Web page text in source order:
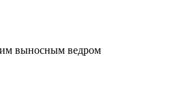
выносным ведром